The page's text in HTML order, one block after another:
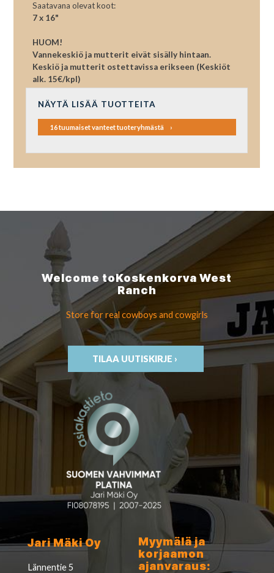
Saatavana olevat koot:
7 x 16"
HUOM!
Vannekeskiö ja mutterit eivät sisälly hintaan.
Keskiö ja mutterit ostettavissa erikseen (Keskiöt
alk. 15€/kpl)
NÄYTÄ LISÄÄ TUOTTEITA
16 tuumaiset vanteet tuoteryhmästä
Welcome toKoskenkorvaWest
Ranch
Store for real cowboys and cowgirls
TILAA UUTISKIRJE ›
Jari Mäki Oy
Lännentie 5
Myymälä ja
korjaamon
ajanvaraus: